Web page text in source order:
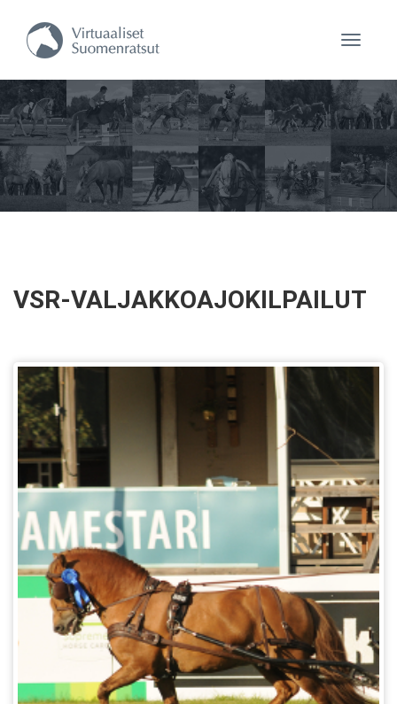
VSR-VALJAKKOAJOKILPAILUT